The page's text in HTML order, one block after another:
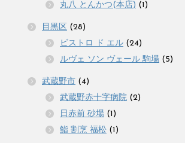
丸八 とんかつ(本店) (1)
目黒区 (28)
ビストロ ド エル (24)
ルヴェ ソン ヴェール 駒場 (5)
武蔵野市 (4)
武蔵野赤十字病院 (2)
日赤前 砂場 (1)
鮨 割烹 福松 (1)